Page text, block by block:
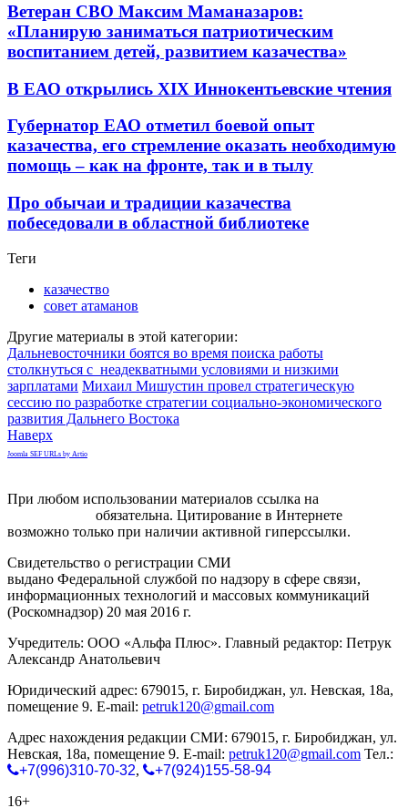
Ветеран СВО Максим Маманазаров:
«Планирую заниматься патриотическим
воспитанием детей, развитием казачества»
В ЕАО открылись XIX Иннокентьевские чтения
Губернатор ЕАО отметил боевой опыт
казачества, его стремление оказать необходимую
помощь – как на фронте, так и в тылу
Про обычаи и традиции казачества
побеседовали в областной библиотеке
Теги
казачество
совет атаманов
Другие материалы в этой категории:
Дальневосточники боятся во время поиска работы
столкнуться с неадекватными условиями и низкими
зарплатами Михаил Мишустин провел стратегическую
сессию по разработке стратегии социально-экономического
развития Дальнего Востока
Наверх
Joomla SEF URLs by Artio
При любом использовании материалов ссылка на
обязательна. Цитирование в Интернете
возможно только при наличии активной гиперссылки.
Свидетельство о регистрации СМИ
выдано Федеральной службой по надзору в сфере связи,
информационных технологий и массовых коммуникаций
(Роскомнадзор) 20 мая 2016 г.
Учредитель: ООО «Альфа Плюс». Главный редактор: Петрук
Александр Анатольевич
Юридический адрес: 679015, г. Биробиджан, ул. Невская, 18а,
помещение 9. E-mail: petruk120@gmail.com
Адрес нахождения редакции СМИ: 679015, г. Биробиджан, ул.
Невская, 18а, помещение 9. E-mail: petruk120@gmail.com Тел.:
+7(996)310-70-32,
+7(924)155-58-94
16+